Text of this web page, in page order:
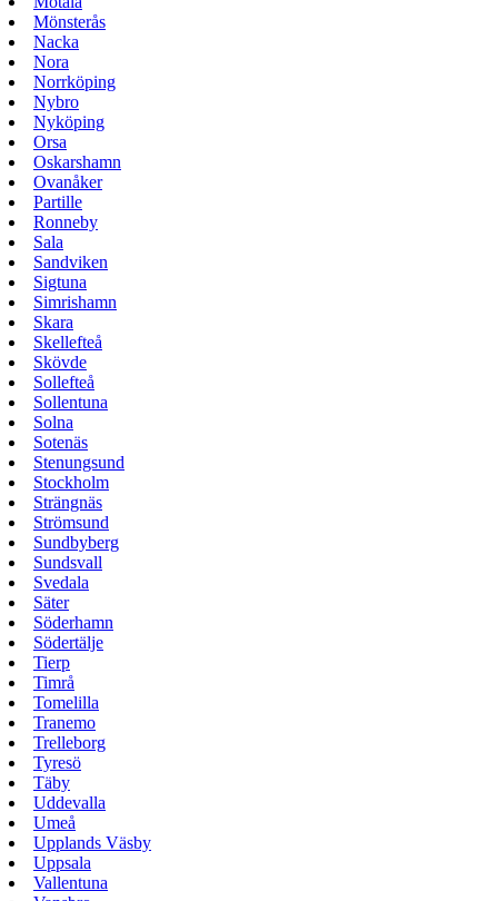
Mönsterås
Nacka
Nora
Norrköping
Nybro
Nyköping
Orsa
Oskarshamn
Ovanåker
Partille
Ronneby
Sala
Sandviken
Sigtuna
Simrishamn
Skara
Skellefteå
Skövde
Sollefteå
Sollentuna
Solna
Sotenäs
Stenungsund
Stockholm
Strängnäs
Strömsund
Sundbyberg
Sundsvall
Svedala
Säter
Söderhamn
Södertälje
Tierp
Timrå
Tomelilla
Tranemo
Trelleborg
Tyresö
Täby
Uddevalla
Umeå
Upplands Väsby
Uppsala
Vallentuna